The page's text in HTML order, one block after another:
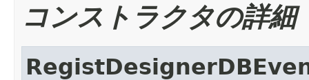
コンストラクタの詳細